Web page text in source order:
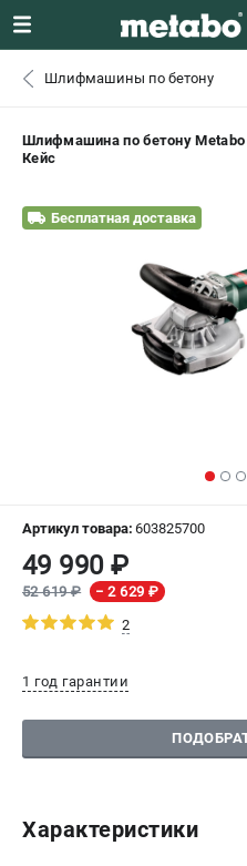
ИЗБРАННОЕ ( 0
СРАВНЕНИЕ ( 0 )
ВХОД ИЛИ РЕГИСТРАЦИЯ
ЗАКАЗАТЬ ЗАПЧАСТЬ
- ЗАКАЗ ЗАПЧАСТЕЙ
САНКТ-ПЕТЕРБУРГ
0 ₽
ПОДДЕРЖКА
Шлифмашины по бетону
Шлифмашина по бетону Metabo
Кейс
Бесплатная доставка
Артикул товара: 603825700
49 990 ₽
52 619 ₽
− 2 629 ₽
2
1 год гарантии
Характеристики